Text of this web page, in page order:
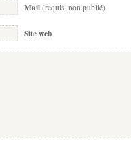
Mail (requis, non publié)
Site web